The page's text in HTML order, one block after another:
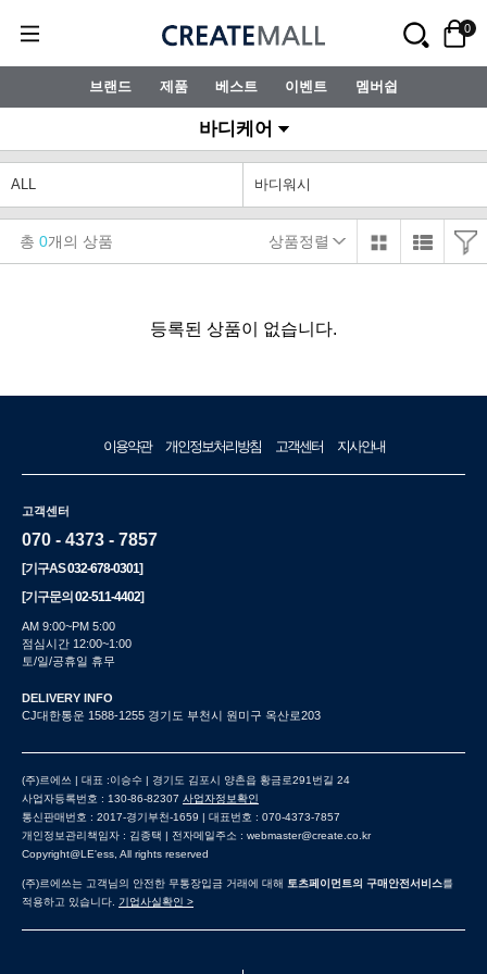
0
브랜드 제품 베스트 이벤트 멤버쉽
바디케어
ALL 바디워시
총 0개의 상품 상품정렬
등록된 상품이 없습니다.
이용약관 개인정보처리방침 고객센터 지사안내
고객센터
070 - 4373 - 7857
[기구AS032-678-0301]
[기구문의02-511-4402]
AM 9:00~PM 5:00
점심시간 12:00~1:00
토/일/공휴일 휴무
DELIVERY INFO
CJ대한통운 1588-1255 경기도 부천시 원미구 옥산로203
(주)르에쓰 | 대표 :이승수 | 경기도 김포시 양촌읍 황금로291번길 24
사업자등록번호 : 130-86-82307 사업자정보확인
통신판매번호 : 2017-경기부천-1659 | 대표번호 : 070-4373-7857
개인정보관리책임자 : 김종택 | 전자메일주소 : webmaster@create.co.kr
Copyright@LE'ess, All rights reserved
(주)르에쓰는 고객님의 안전한 무통장입금 거래에 대해 토츠페이먼트의 구매안전서비스를
적용하고 있습니다. 기업사실확인 >